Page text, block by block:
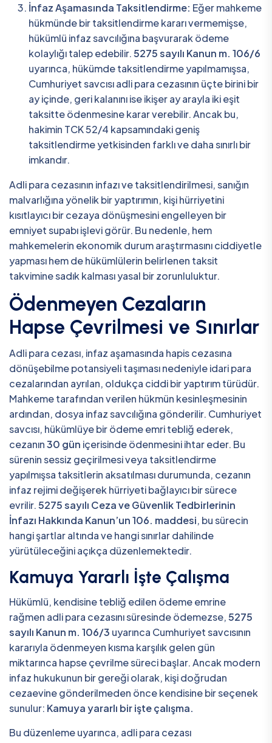
İnfaz Aşamasında Taksitlendirme: Eğer mahkeme
hükmünde bir taksitlendirme kararı vermemişse,
hükümlü infaz savcılığına başvurarak ödeme
kolaylığı talep edebilir.5275 sayılı Kanun m. 106/6
uyarınca, hükümde taksitlendirme yapılmamışsa,
Cumhuriyet savcısı adli para cezasının üçte birini bir
ay içinde, geri kalanını ise ikişer ay arayla iki eşit
taksitte ödenmesine karar verebilir. Ancak bu,
hakimin TCK 52/4 kapsamındaki geniş
taksitlendirme yetkisinden farklı ve daha sınırlı bir
imkandır.
Adli para cezasının infazı ve taksitlendirilmesi, sanığın
malvarlığına yönelik bir yaptırımın, kişi hürriyetini
kısıtlayıcı bir cezaya dönüşmesini engelleyen bir
emniyet supabı işlevi görür. Bu nedenle, hem
mahkemelerin ekonomik durum araştırmasını ciddiyetle
yapması hem de hükümlülerin belirlenen taksit
takvimine sadık kalması yasal bir zorunluluktur.
Ödenmeyen Cezaların
Hapse Çevrilmesi ve Sınırlar
Adli para cezası, infaz aşamasında hapis cezasına
dönüşebilme potansiyeli taşıması nedeniyle idari para
cezalarından ayrılan, oldukça ciddi bir yaptırım türüdür.
Mahkeme tarafından verilen hükmün kesinleşmesinin
ardından, dosya infaz savcılığına gönderilir. Cumhuriyet
savcısı, hükümlüye bir ödeme emri tebliğ ederek,
cezanın30 gün içerisinde ödenmesini ihtar eder. Bu
sürenin sessiz geçirilmesi veya taksitlendirme
yapılmışsa taksitlerin aksatılması durumunda, cezanın
infaz rejimi değişerek hürriyeti bağlayıcı bir sürece
evrilir.5275 sayılı Ceza ve Güvenlik Tedbirlerinin
İnfazı Hakkında Kanun’un 106. maddesi, bu sürecin
hangi şartlar altında ve hangi sınırlar dahilinde
yürütüleceğini açıkça düzenlemektedir.
Kamuya Yararlı İşte Çalışma
Hükümlü, kendisine tebliğ edilen ödeme emrine
rağmen adli para cezasını süresinde ödemezse,5275
sayılı Kanun m. 106/3 uyarınca Cumhuriyet savcısının
kararıyla ödenmeyen kısma karşılık gelen gün
miktarınca hapse çevrilme süreci başlar. Ancak modern
infaz hukukunun bir gereği olarak, kişi doğrudan
cezaevine gönderilmeden önce kendisine bir seçenek
sunulur: Kamuya yararlı bir işte çalışma.
Bu düzenleme uyarınca, adli para cezası